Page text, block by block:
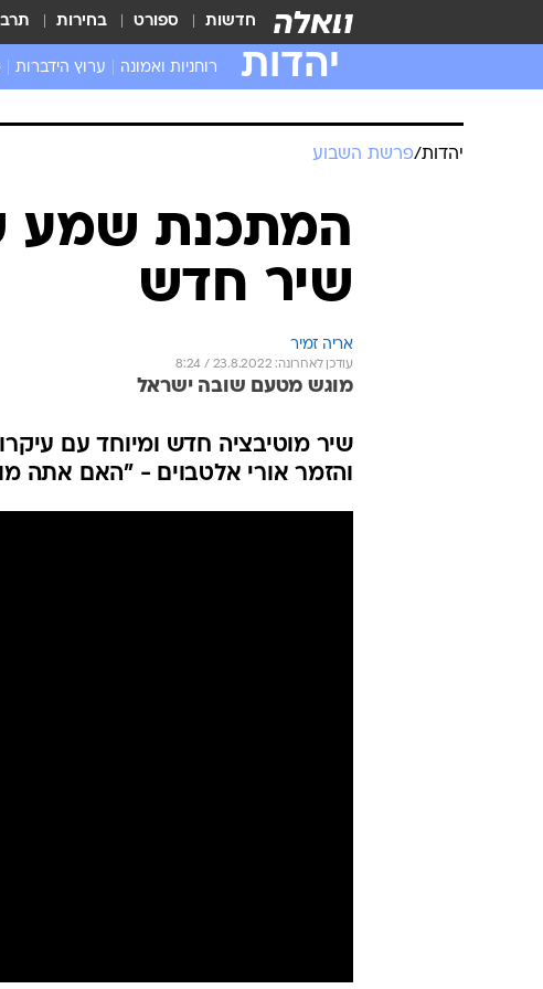
חדשות ספורט בחירות
יהדות רוחניות ואמונה ערוץ הידברות
יהדות/פרשת השבוע
המתכנת שמע
שיר חדש
אריה זמיר
עודכן לאחרונה: 23.8.2022 / 8:24
מוגש מטעם שובה ישראל
שיר מוטיבציה חדש ומיוחד עם
והזמר אורי אלטבוים - "האם אתה